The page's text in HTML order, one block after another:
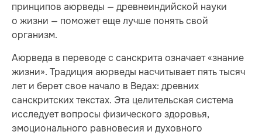
принципов аюрведы — древнеиндийской науки
о жизни — поможет еще лучше понять свой
организм.
Аюрведа в переводе с санскрита означает «знание
жизни». Традиция аюрведы насчитывает пять тысяч
лет и берет свое начало в Ведах: древних
санскритских текстах. Эта целительская система
исследует вопросы физического здоровья,
эмоционального равновесия и духовного